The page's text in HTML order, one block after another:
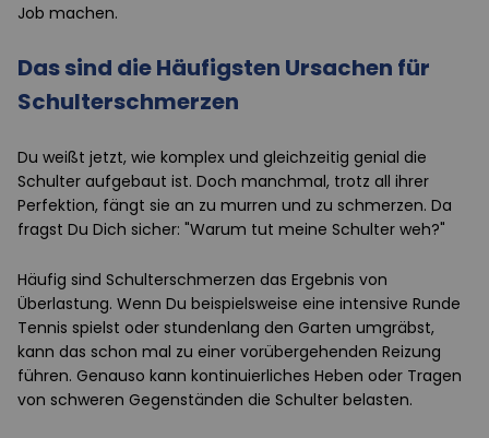
Job machen.
Das sind die Häufigsten Ursachen für
Schulterschmerzen
Du weißt jetzt, wie komplex und gleichzeitig genial die
Schulter aufgebaut ist. Doch manchmal, trotz all ihrer
Perfektion, fängt sie an zu murren und zu schmerzen. Da
fragst Du Dich sicher: "Warum tut meine Schulter weh?"
Häufig sind Schulterschmerzen das Ergebnis von
Überlastung. Wenn Du beispielsweise eine intensive Runde
Tennis spielst oder stundenlang den Garten umgräbst,
kann das schon mal zu einer vorübergehenden Reizung
führen. Genauso kann kontinuierliches Heben oder Tragen
von schweren Gegenständen die Schulter belasten.